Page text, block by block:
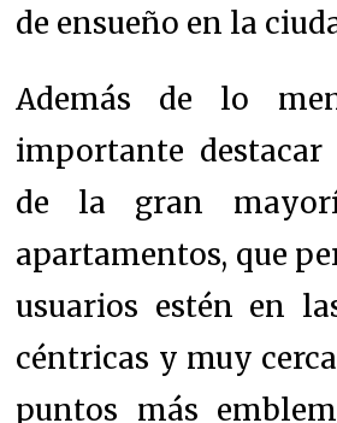
de ensueño en la
Además de lo
importante
de la gran
apartamentos, que
usuarios estén en
céntricas y muy
puntos más